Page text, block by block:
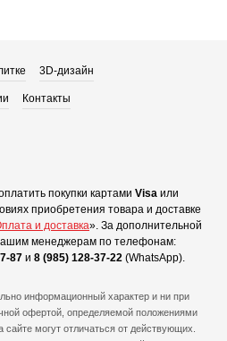
3D-дизайн
Контакты
покупки картами Visa или
приобретения товара и доставке
и доставка». За дополнительной
менеджерам по телефонам:
87 и 8 (985) 128-37-22 (WhatsApp).
информационный характер и ни при
офертой, определяемой положениями
могут отличаться от действующих.